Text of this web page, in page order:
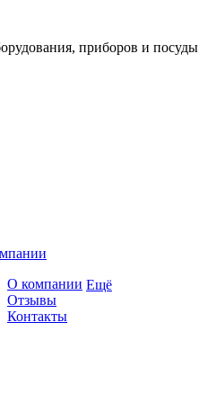
приборов и посуды
О компании
Отзывы
Контакты
Ещё